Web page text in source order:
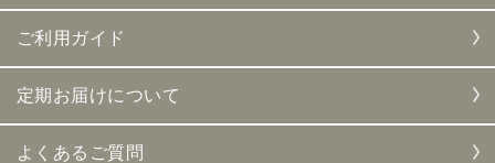
ご利用ガイド
定期お届けについて
よくあるご質問